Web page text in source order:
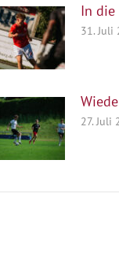
In die
31. Juli
27. Juli